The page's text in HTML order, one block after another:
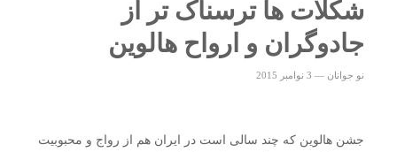
شکلات ها ترسناک تر از
جادوگران و ارواح هالوین
نو جوانان — 3 نوامبر 2015
جشن هالوین که چند سالی است در ایران هم از رواج و محبوبیت